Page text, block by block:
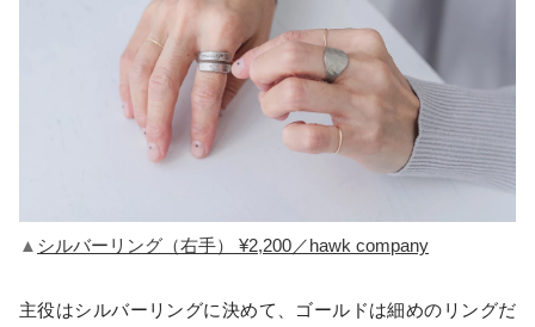
▲ シルバーリング（右手） ¥2,200／hawk company
主役はシルバーリングに決めて、ゴールドは細めのリングだ